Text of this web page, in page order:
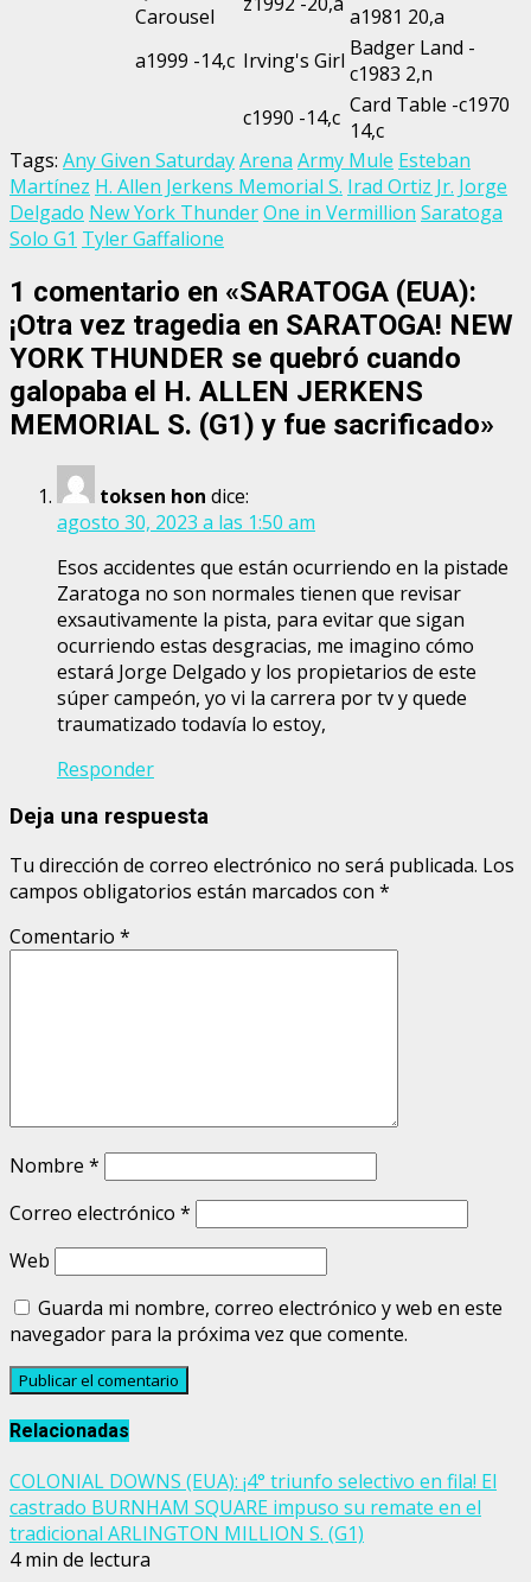
Carousel
a1981 20,a
a1999 -14,c Irving's Girl Badger Land -
c1983 2,n
c1990 -14,c Card Table -c1970
14,c
Tags: Any Given SaturdayArena Army Mule Esteban
Martínez H. Allen Jerkens Memorial S. Irad Ortiz Jr. Jorge
Delgado New York ThunderOne in Vermillion Saratoga
Solo G1 Tyler Gaffalione
1 comentario en «SARATOGA (EUA):
¡Otra vez tragedia en SARATOGA! NEW
YORK THUNDER se quebró cuando
galopaba el H. ALLEN JERKENS
MEMORIAL S. (G1) y fue sacrificado»
toksen hon dice:
agosto 30, 2023 a las 1:50 am
Esos accidentes que están ocurriendo en la pistade
Zaratoga no son normales tienen que revisar
exsautivamente la pista, para evitar que sigan
ocurriendo estas desgracias, me imagino cómo
estará Jorge Delgado y los propietarios de este
súper campeón, yo vi la carrera por tv y quede
traumatizado todavía lo estoy,
Responder
Deja una respuesta
Tu dirección de correo electrónico no será publicada. Los
campos obligatorios están marcados con *
Comentario *
Nombre *
Correo electrónico *
Web
Guarda mi nombre, correo electrónico y web en este
navegador para la próxima vez que comente.
Relacionadas
COLONIAL DOWNS (EUA): ¡4° triunfo selectivo en fila! El
castrado BURNHAM SQUARE impuso su remate en el
tradicional ARLINGTON MILLION S. (G1)
4 min de lectura